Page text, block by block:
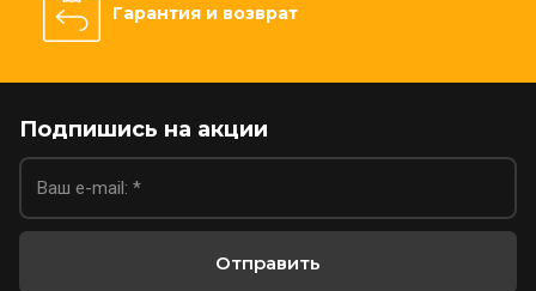
Гарантия и возврат
Подпишись на акции
Отправить